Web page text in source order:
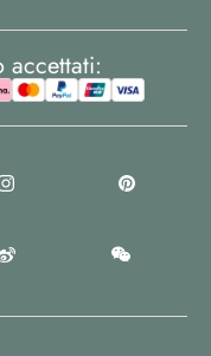
accettati: